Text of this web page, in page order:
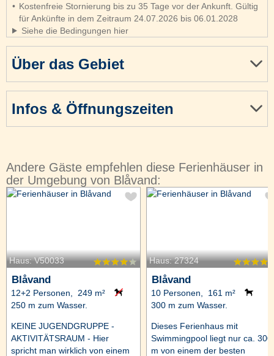
Über das Gebiet
Infos & Öffnungszeiten
Kostenfreie Stornierung bis zu 35 Tage vor der Ankunft. Gültig
für Ankünfte in dem Zeitraum 24.07.2026 bis 06.01.2028
Siehe die Bedingungen hier
Andere Gäste empfehlen diese Ferienhäuser in
der Umgebung von Blåvand:
Haus: V50033
Blåvand
12+2 Personen, 249 m²
250 m zum Wasser.
KEINE JUGENDGRUPPE -
AKTIVITÄTSRAUM - Hier
spricht man wirklich von einem
Haus: 27324
Blåvand
10 Personen, 161 m²
300 m zum Wasser.
Dieses Ferienhaus mit
Swimmingpool liegt nur ca. 300
m von einem der besten